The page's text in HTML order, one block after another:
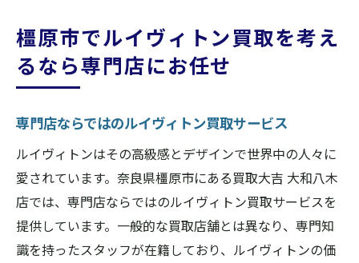
専門店でのルイヴィトン買取の流れ
信頼と実績のある橿原市のルイヴィトン買
取専門店
ルイヴィトン買取専門店での査定ポイント
買取大吉大和八木店でルイヴィトンを高額査定
大和八木店でのルイヴィトン高額査定の秘
訣
買取大吉の高額査定ポイントを解説
大和八木店でルイヴィトンを高く売る方法
橿原市でルイヴィトン買取を考え
るなら専門店にお任せ
専門店ならではのルイヴィトン買取サービス
ルイヴィトンはその高級感とデザインで世界中の人々に
愛されています。奈良県橿原市にある買取大吉 大和八木
店では、専門店ならではのルイヴィトン買取サービスを
提供しています。一般的な買取店舗とは異なり、専門知
識を持ったスタッフが在籍しており、ルイヴィトンの価